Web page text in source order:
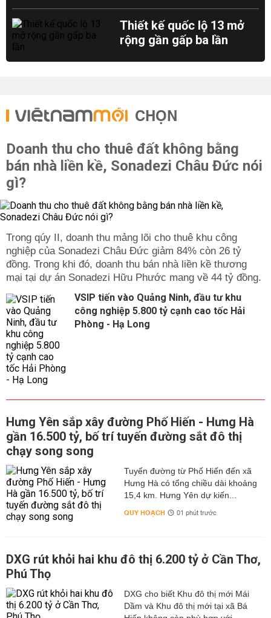
Thiết kế quốc lộ 13 mở
rộng gần gấp ba lần
CHỌN
Doanh thu cho thuê đất không bằng
bán nhà liền kề, Sonadezi Châu Đức nói
gì?
Trong qúy II, doanh thu mảng lõi cho thuê khu công
nghiệp của Sonadezi Châu Đức giảm 84% còn 26 tỷ
đồng. Trong khi đó, doanh thu bán nhà liền kề thương
mại tại dự án Sonadezi Hữu Phước mang về 44 tỷ đồng.
VSIP tiến vào Quảng Ninh, đầu tư khu
công nghiệp 5.800 tỷ cạnh cao tốc Hải
Phòng - Hạ Long
Hưng Yên sắp xây đường Phố Hiến - Hưng Hà
gần 16.500 tỷ, bố trí tuyến đường sắt đô thị
chạy song song
Tuyến đường từ Phố Hiến đến xã
Hưng Hà có tổng chiều dài khoảng
15,4 km. Hưng Yên dự kiến...
QUY HOẠCH 01 phút trước
DXG rút khỏi hai khu đô thị 6.200 tỷ ở Cần Thơ,
Phú Thọ
DXG cho biết Khu đô thị mới Mái
Dầm và Khu đô thị mới tại xã Bá